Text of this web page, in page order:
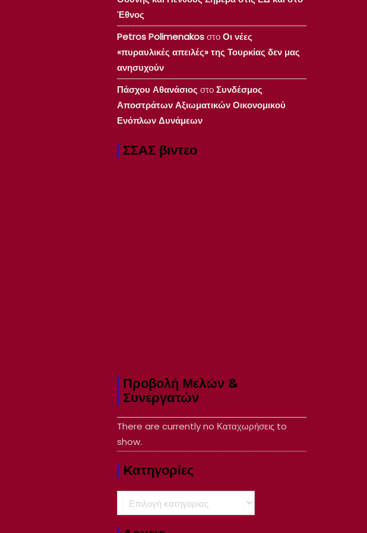
Έθνος
Petros PolimenakosστοΟι νέες
«πυραυλικές απειλές» της Τουρκίας δεν μας
ανησυχούν
Πάσχου Αθανάσιος στοΣυνδέσμος
Αποστράτων Αξιωματικών Οικονομικού
Ενόπλων Δυνάμεων
ΣΣΑΣ βιντεο
Προβολή Μελών &
Συνεργατών
There are currently no Καταχωρήσεις to
show.
Kατηγορίες
Kατηγορίες